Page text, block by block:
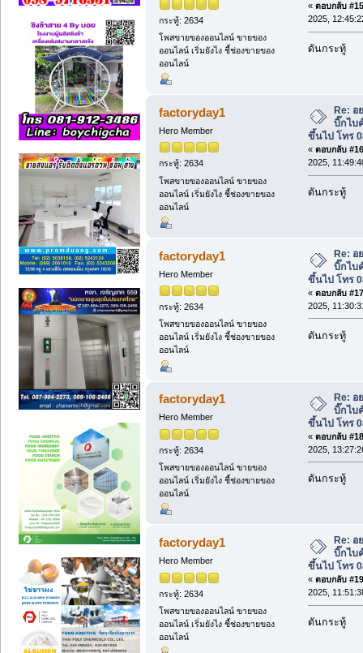
กระทู้: 2634
โพสขายของออนไลน์ ขายของ
ออนไลน์ เริ่มยังไง ชี้ช่องขายของ
ออนไลน์
« ตอบกลับ
2025,
ดันกระทู้
factoryday1
Hero Member
กระทู้: 2634
โพสขายของออนไลน์ ขายของ
ออนไลน์ เริ่มยังไง ชี้ช่องขายของ
ออนไลน์
Re: อ
บิ๊กไบ
ขึ้นไป โทร
« ตอบกลับ
2025,
ดันกระทู้
factoryday1
Hero Member
กระทู้: 2634
โพสขายของออนไลน์ ขายของ
ออนไลน์ เริ่มยังไง ชี้ช่องขายของ
ออนไลน์
Re: อ
บิ๊กไบ
ขึ้นไป โทร
« ตอบกลับ
2025,
ดันกระทู้
factoryday1
Hero Member
กระทู้: 2634
โพสขายของออนไลน์ ขายของ
ออนไลน์ เริ่มยังไง ชี้ช่องขายของ
ออนไลน์
Re: อ
บิ๊กไบ
ขึ้นไป โทร
« ตอบกลับ
2025,
ดันกระทู้
factoryday1
Hero Member
กระทู้: 2634
โพสขายของออนไลน์ ขายของ
ออนไลน์ เริ่มยังไง ชี้ช่องขายของ
ออนไลน์
Re: อ
บิ๊กไบ
ขึ้นไป โทร
« ตอบกลับ
2025,
ดันกระทู้